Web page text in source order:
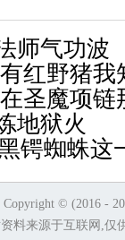
师气功波
红野猪我
圣魔项链
地狱火
锷蜘蛛这
Copyright © (2016 -
料来源于互联网,仅